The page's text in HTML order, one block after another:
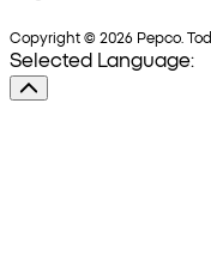
Copyright © 2026 Pepco.
Selected Language: